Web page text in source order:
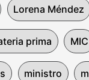
Lorena Méndez
prima MIC
ministro